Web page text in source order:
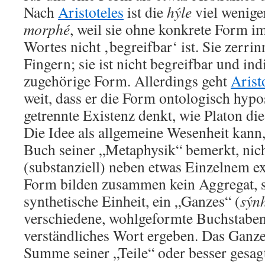
NachAristoteles ist diehýleviel
morphé, weil sie ohne konkrete Form
Wortes nicht ‚begreifbar‘ ist. Sie
Fingern; sie ist nicht begreifbar und
zugehörige Form. Allerdings geht
weit, dass er die Form ontologisch
getrennte Existenz denkt, wie Platon
Die Idee als allgemeine Wesenheit
Buch seiner „Metaphysik“ bemerkt,
(substanziell) neben etwas Einzelnem
Form bilden zusammen kein Aggregat,
synthetische Einheit, ein „Ganzes“ (
verschiedene, wohlgeformte
verständliches Wort ergeben. Das
Summe seiner „Teile“ oder besser